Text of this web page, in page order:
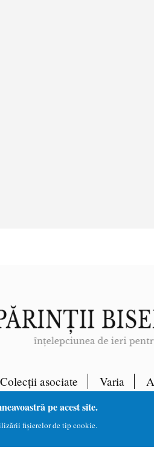
Colecții asociate Varia
pe acest site.
fișierelor de tip cookie.